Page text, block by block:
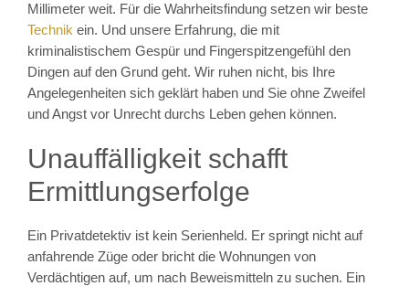
Millimeter weit. Für die Wahrheitsfindung setzen wir beste
Technik ein. Und unsere Erfahrung, die mit
kriminalistischem Gespür und Fingerspitzengefühl den
Dingen auf den Grund geht. Wir ruhen nicht, bis Ihre
Angelegenheiten sich geklärt haben und Sie ohne Zweifel
und Angst vor Unrecht durchs Leben gehen können.
Unauffälligkeit schafft
Ermittlungserfolge
Ein Privatdetektiv ist kein Serienheld. Er springt nicht auf
anfahrende Züge oder bricht die Wohnungen von
Verdächtigen auf, um nach Beweismitteln zu suchen. Ein